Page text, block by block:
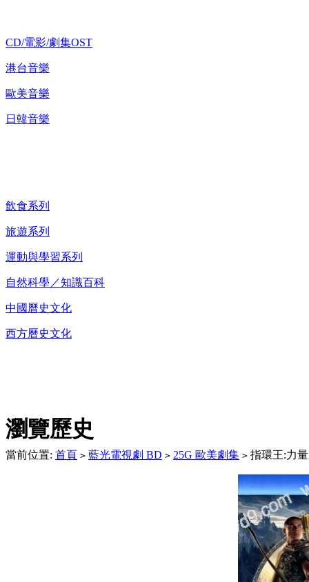
CD/電影/劇集OST
港台音樂
歐美音樂
日韓音樂
飲食系列
旅遊系列
運動與學習系列
自然科學／知識百科
中國曆史文化
西方曆史文化
瀏覽歷史
當前位置: 首頁 > 藍光電視劇 BD > 25G 歐美劇集 > 指環王:力